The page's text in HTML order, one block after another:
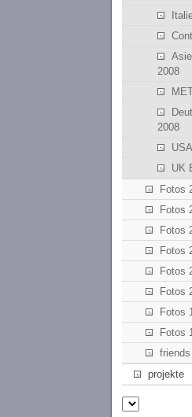
2008
2008
UK
Fotos
Fotos
Fotos
Fotos
Fotos
Fotos
Fotos
Fotos
projekte